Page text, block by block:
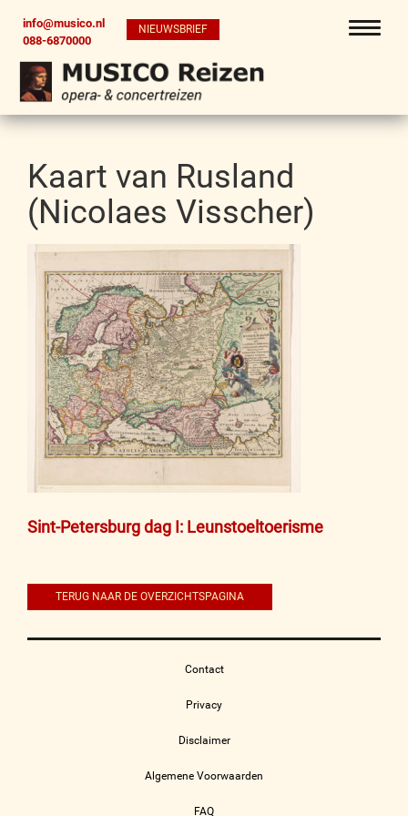
info@musico.nl
088-6870000
NIEUWSBRIEF
Kaart van Rusland
(Nicolaes Visscher)
Bericht
Sint-Petersburg dag I: Leunstoeltoerisme
TERUG NAAR DE OVERZICHTSPAGINA
Contact
Privacy
Disclaimer
Algemene Voorwaarden
FAQ